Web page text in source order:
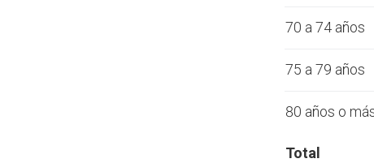
70 a 74 años
75 a 79 años
80 años o
Total